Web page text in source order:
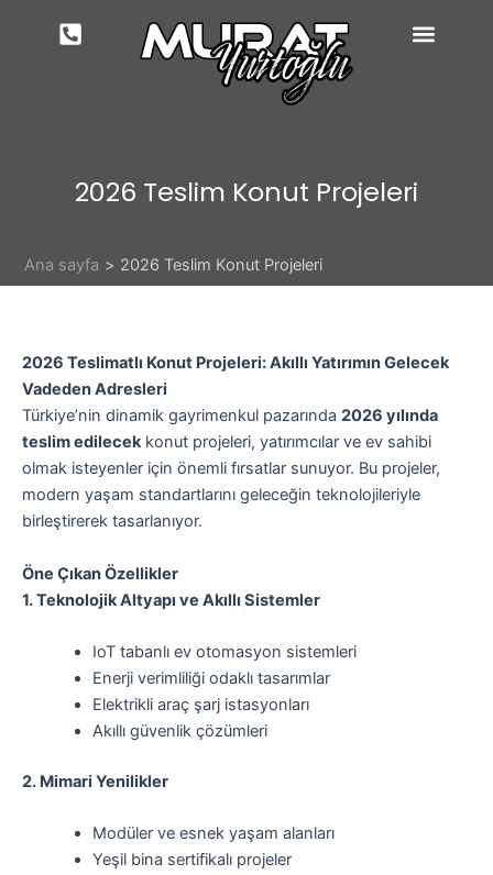
2026 Teslim Konut Projeleri
Ana sayfa 2026 Teslim Konut Projeleri
2026 Teslimatlı Konut Projeleri: Akıllı Yatırımın Gelecek
Vadeden Adresleri
Türkiye’nin dinamik gayrimenkul pazarında 2026 yılında
teslim edilecekkonut projeleri, yatırımcılar ve ev sahibi
olmak isteyenler için önemli fırsatlar sunuyor. Bu projeler,
modern yaşam standartlarını geleceğin teknolojileriyle
birleştirerek tasarlanıyor.
Öne Çıkan Özellikler
1. Teknolojik Altyapı ve Akıllı Sistemler
IoT tabanlı ev otomasyon sistemleri
Enerji verimliliği odaklı tasarımlar
Elektrikli araç şarj istasyonları
Akıllı güvenlik çözümleri
2. Mimari Yenilikler
Modüler ve esnek yaşam alanları
Yeşil bina sertifikalı projeler